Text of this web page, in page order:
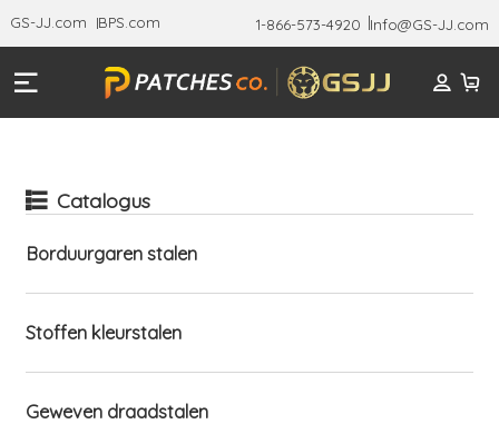
GS-JJ.com BPS.com 1-866-573-4920 Info@GS-JJ.com
Catalogus
Borduurgaren stalen
Stoffen kleurstalen
Geweven draadstalen